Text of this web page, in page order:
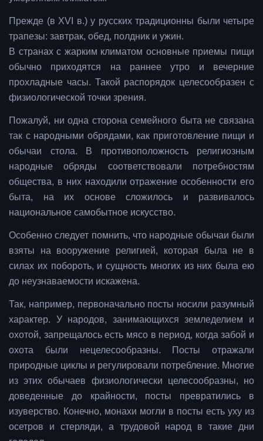
Прежде (в XVI в.) у русских традиционны были четыре
трапезы: завтрак, обед, полдник и ужин.
В странах с жарким климатом основные приемы пищи
обычно приходятся на раннее утро и вечерние
прохладные часы. Такой распорядок целесообразен с
физиологической точки зрения.
Пожалуй, ни одна сторона семейного быта не связана
так с народными обрядами, как приготовление пищи и
обычаи стола. В противоположность религиозным
народные обряды соответствовали потребностям
общества, в них находили отражение особенности его
быта, на их основе сложилось и развивалось
национальное самобытное искусство.
Особенно следует помнить, что народные обычаи были
взяты на вооружение религией, которая была не в
силах их побороть, и сущность многих из них была ею
до неузнаваемости искажена.
Так, например, первоначально посты носили разумный
характер. У народов, занимающихся земледелием и
охотой, запрещалось есть мясо в период, когда забой и
охота были нецелесообразны. Посты отражали
природные циклы и регулировали потребление. Многие
из этих обычаев физиологически целесообразны, но
доведенные до крайности, посты превратились в
изуверство. Конечно, монахи могли в посты есть уху из
осетров и стерляди, а трудовой народ в такие дни